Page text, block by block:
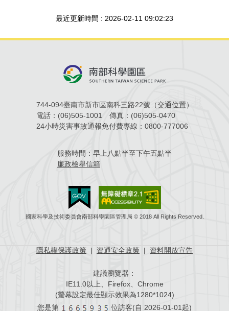
最近更新時間 : 2026-02-11 09:02:23
744-094臺南市新市區南科三路22號（交通位置）
電話： (06)505-1001 傳真： (06)505-0470
24小時災害事故通報免付費專線： 0800-777006
服務時間： 早上八點半至下午五點半
廉政檢舉信箱
國家科學及技術委員會南部科學園區管理局 © 2018 All Rights Reserved.
隱私權保護政策 | 資通安全政策 | 資料開放宣告
建議瀏覽器：
IE11.0以上、Firefox、Chrome
(螢幕設定最佳顯示效果為1280*1024)
您是第
位訪客(自 2026-01-01起)